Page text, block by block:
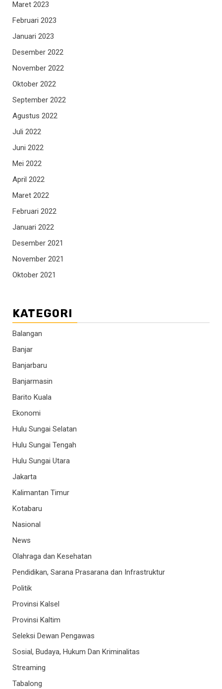
Maret 2023
Februari 2023
Januari 2023
Desember 2022
November 2022
Oktober 2022
September 2022
Agustus 2022
Juli 2022
Juni 2022
Mei 2022
April 2022
Maret 2022
Februari 2022
Januari 2022
Desember 2021
November 2021
Oktober 2021
KATEGORI
Balangan
Banjar
Banjarbaru
Banjarmasin
Barito Kuala
Ekonomi
Hulu Sungai Selatan
Hulu Sungai Tengah
Hulu Sungai Utara
Jakarta
Kalimantan Timur
Kotabaru
Nasional
News
Olahraga dan Kesehatan
Pendidikan, Sarana Prasarana dan Infrastruktur
Politik
Provinsi Kalsel
Provinsi Kaltim
Seleksi Dewan Pengawas
Sosial, Budaya, Hukum Dan Kriminalitas
Streaming
Tabalong